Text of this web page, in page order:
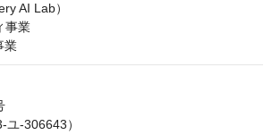
AI Lab）
事業
業
-306643）